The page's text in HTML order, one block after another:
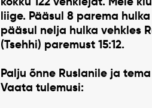
liige. Pääsul 8 parema
pääsul nelja hulka vehkles
(Tsehhi) paremust 15:12.
Palju õnne Ruslanile ja
Vaata tulemusi: